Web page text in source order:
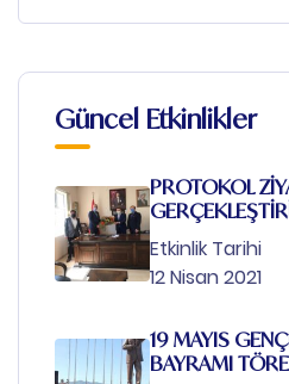
Güncel Etkinlikler
PROTOKOL
Etkinlik Tarihi
12 Nisan 2021
19 MAYIS
BAYRAMI